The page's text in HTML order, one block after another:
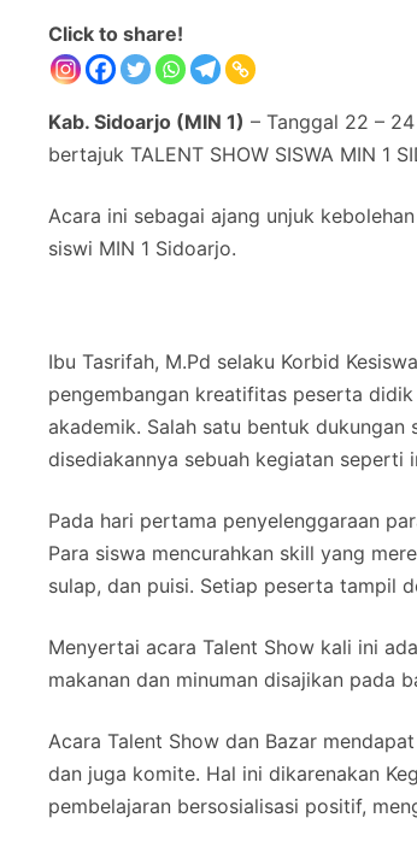
Click to share!
Kab. Sidoarjo (MIN 1) – Tanggal 22 –
bertajuk TALENT SHOW SISWA MIN 1
Acara ini sebagai ajang unjuk
siswi MIN 1 Sidoarjo.
Ibu Tasrifah, M.Pd selaku Korbid
pengembangan kreatifitas peserta
akademik. Salah satu bentuk
disediakannya sebuah kegiatan seperti
Pada hari pertama penyelenggaraan
Para siswa mencurahkan skill yang
sulap, dan puisi. Setiap peserta tampil
Menyertai acara Talent Show kali ini
makanan dan minuman disajikan pada
Acara Talent Show dan Bazar
dan juga komite. Hal ini dikarenakan
pembelajaran bersosialisasi positif,